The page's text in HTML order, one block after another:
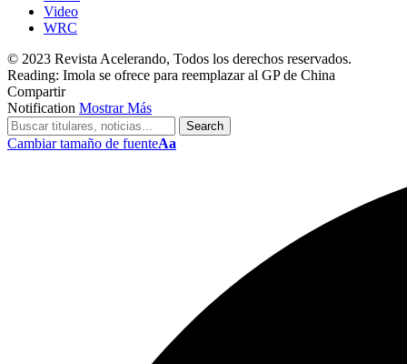
Video
WRC
© 2023 Revista Acelerando, Todos los derechos reservados.
Reading: Imola se ofrece para reemplazar al GP de China
Compartir
Notification Mostrar Más
Cambiar tamaño de fuenteAa